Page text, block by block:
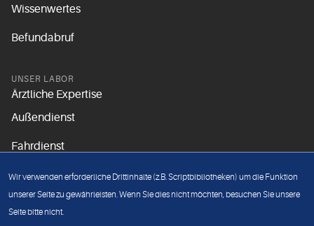
Wissenwertes
Befundabruf
UNSER LABOR
Ärztliche Expertise
Außendienst
Fahrdienst
Unsere Grundsätze
Wir verwenden erforderliche Drittinhalte (z.B. Scriptbibliotheken) um die Funktion
unserer Seite zu gewährleisten. Wenn Sie dies nicht möchten, besuchen Sie unsere
Seite bitte nicht.